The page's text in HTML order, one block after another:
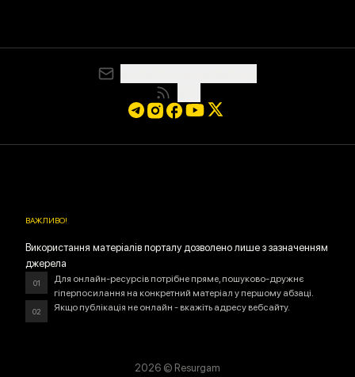
ВАЖЛИВО!
Використання матеріалів порталу дозволено лише з зазначенням
джерела
01
Для онлайн-ресурсів потрібне пряме, пошуково-дружнє
гіперпосилання на конкретний матеріал у першому абзаці.
02 Якщо публікація не онлайн - вкажіть адресу вебсайту.
2026 © Resurgam